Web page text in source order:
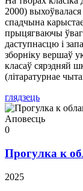
2000)
спадчына
прыцягваючы
даступнасцю і
зборніку вершаў
класаў сярэдняй
(літаратурнае
глядзець
Аповесць
0
Прогулка к
2025